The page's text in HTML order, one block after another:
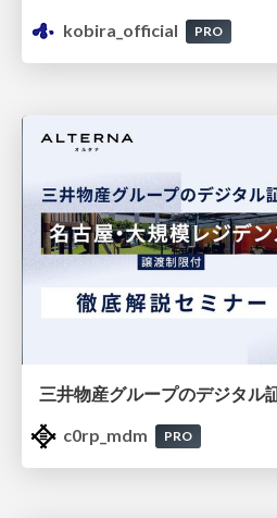
kobira_official
PRO
c0rp_mdm
PRO